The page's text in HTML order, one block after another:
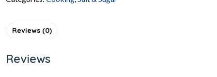
Reviews (0)
Reviews